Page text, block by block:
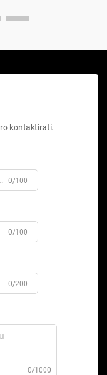
kontaktirati.
0/100
0/100
0/200
0/1000